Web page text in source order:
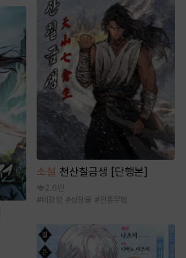
소설 천산칠금생 [단행본]
2.6만
#비장함 #성장물 #전통무협